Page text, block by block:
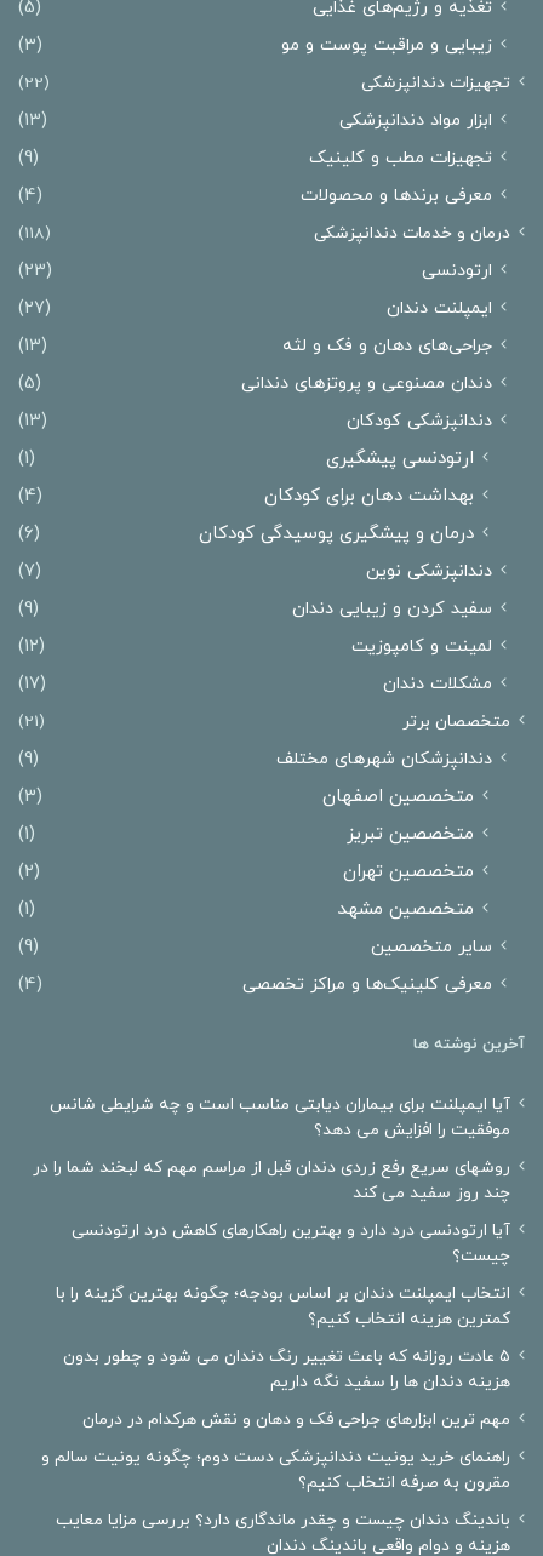
تغذیه و رژیم‌های غذایی
(5)
زیبایی و مراقبت پوست و مو
(3)
تجهیزات دندانپزشکی (22)
ابزار مواد دندانپزشکی
(13)
تجهیزات مطب و کلینیک
(9)
معرفی برندها و محصولات
(4)
درمان‌ و خدمات دندانپزشکی (118)
ارتودنسی
(23)
ایمپلنت دندان
(27)
جراحی‌های دهان و فک و لثه
(13)
دندان مصنوعی و پروتزهای دندانی
(5)
دندانپزشکی کودکان
(13)
ارتودنسی پیشگیری
(1)
بهداشت دهان برای کودکان
(4)
درمان و پیشگیری پوسیدگی کودکان
(6)
دندانپزشکی نوین
(7)
سفید کردن و زیبایی دندان
(9)
لمینت و کامپوزیت
(12)
مشکلات دندان
(17)
متخصصان برتر (21)
دندانپزشکان شهرهای مختلف
(9)
متخصصین اصفهان
(3)
متخصصین تبریز
(1)
متخصصین تهران
(2)
متخصصین مشهد
(1)
سایر متخصصین
(9)
معرفی کلینیک‌ها و مراکز تخصصی
(4)
آخرین نوشته ها
آیا ایمپلنت برای بیماران دیابتی مناسب است و چه شرایطی شانس
موفقیت را افزایش می دهد؟
روشهای سریع رفع زردی دندان قبل از مراسم مهم که لبخند شما را در
چند روز سفید می کند
آیا ارتودنسی درد دارد و بهترین راهکارهای کاهش درد ارتودنسی
چیست؟
انتخاب ایمپلنت دندان بر اساس بودجه؛ چگونه بهترین گزینه را با
کمترین هزینه انتخاب کنیم؟
۵ عادت روزانه که باعث تغییر رنگ دندان می شود و چطور بدون
هزینه دندان ها را سفید نگه داریم
مهم ترین ابزارهای جراحی فک و دهان و نقش هرکدام در درمان
راهنمای خرید یونیت دندانپزشکی دست دوم؛ چگونه یونیت سالم و
مقرون به صرفه انتخاب کنیم؟
باندینگ دندان چیست و چقدر ماندگاری دارد؟ بررسی مزایا معایب
هزینه و دوام واقعی باندینگ دندان